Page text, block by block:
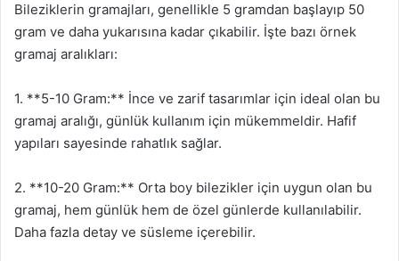
Bileziklerin gramajları, genellikle 5 gramdan başlayıp 50
gram ve daha yukarısına kadar çıkabilir. İşte bazı örnek
gramaj aralıkları:
1. **5-10 Gram:** İnce ve zarif tasarımlar için ideal olan bu
gramaj aralığı, günlük kullanım için mükemmeldir. Hafif
yapıları sayesinde rahatlık sağlar.
2. **10-20 Gram:** Orta boy bilezikler için uygun olan bu
gramaj, hem günlük hem de özel günlerde kullanılabilir.
Daha fazla detay ve süsleme içerebilir.